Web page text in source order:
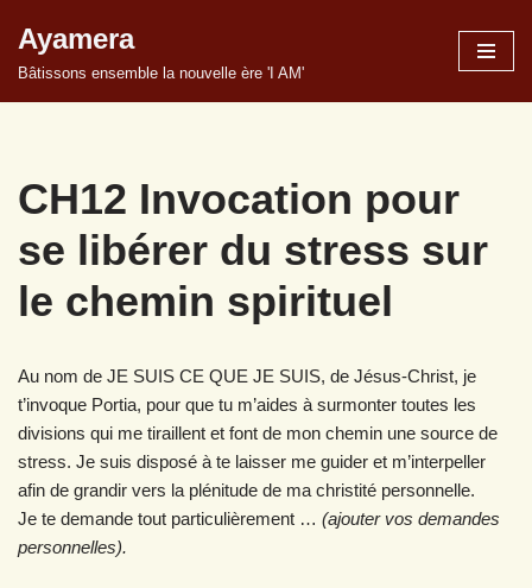
Aller
Ayamera
Bâtissons ensemble la nouvelle ère 'I AM'
CH12 Invocation pour
se libérer du stress sur
le chemin spirituel
Au nom de JE SUIS CE QUE JE SUIS, de Jésus-Christ, je
t’invoque Portia, pour que tu m’aides à surmonter toutes les
divisions qui me tiraillent et font de mon chemin une source de
stress. Je suis disposé à te laisser me guider et m’interpeller
afin de grandir vers la plénitude de ma christité personnelle.
Je te demande tout particulièrement … (ajouter vos demandes
personnelles).